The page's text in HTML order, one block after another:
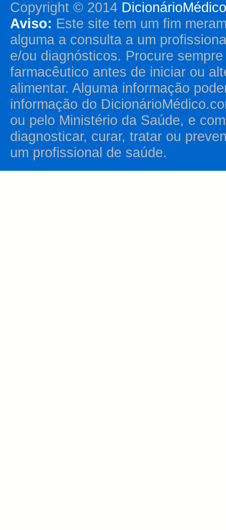
Copyright © 2014
Aviso: Este site tem um fim
alguma a consulta a um
e/ou diagnósticos. Procure
farmacêutico antes de iniciar ou
alimentar. Alguma informação
informação do
ou pelo Ministério da Saúde, e
diagnosticar, curar, tratar ou
um profissional de saúde.